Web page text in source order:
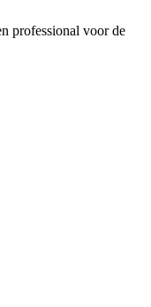
professional voor de